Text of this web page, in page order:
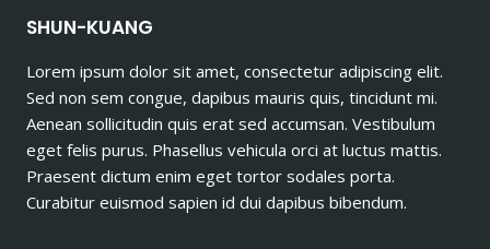
SHUN-KUANG
Lorem ipsum dolor sit amet, consectetur adipiscing elit.
Sed non sem congue, dapibus mauris quis, tincidunt mi.
Aenean sollicitudin quis erat sed accumsan. Vestibulum
eget felis purus. Phasellus vehicula orci at luctus mattis.
Praesent dictum enim eget tortor sodales porta.
Curabitur euismod sapien id dui dapibus bibendum.